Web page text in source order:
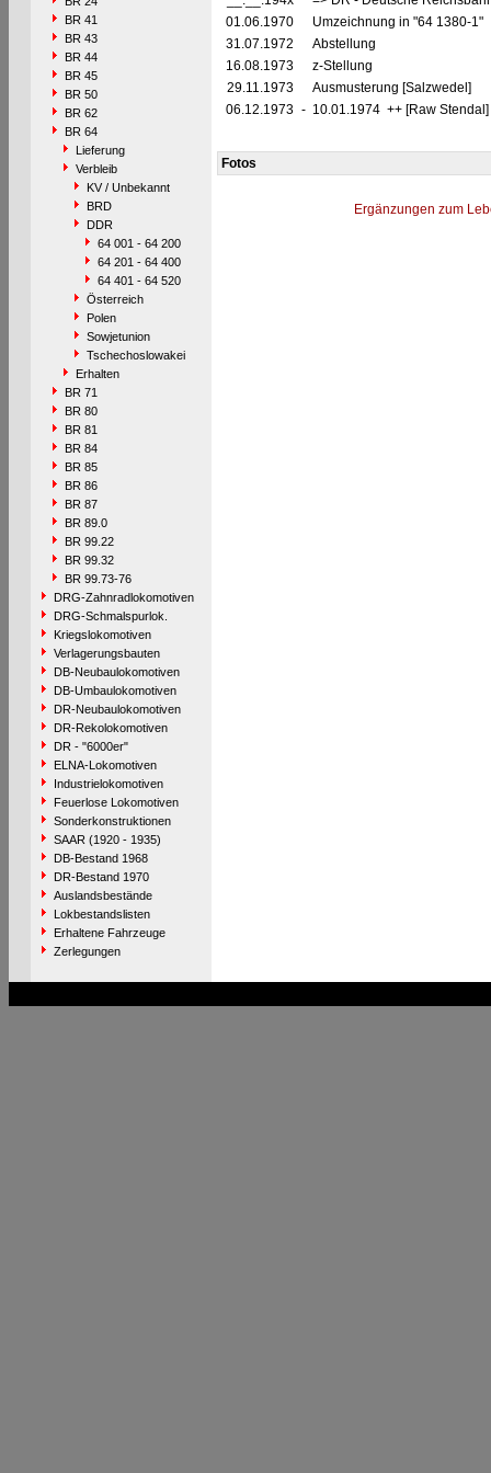
BR 41
BR 43
BR 44
BR 45
BR 50
BR 62
BR 64
Lieferung
Verbleib
KV / Unbekannt
BRD
DDR
64 001 - 64 200
64 201 - 64 400
64 401 - 64 520
Österreich
Polen
Sowjetunion
Tschechoslowakei
Erhalten
BR 71
BR 80
BR 81
BR 84
BR 85
BR 86
BR 87
BR 89.0
BR 99.22
BR 99.32
BR 99.73-76
DRG-Zahnradlokomotiven
DRG-Schmalspurlok.
Kriegslokomotiven
Verlagerungsbauten
DB-Neubaulokomotiven
DB-Umbaulokomotiven
DR-Neubaulokomotiven
DR-Rekolokomotiven
DR - "6000er"
ELNA-Lokomotiven
Industrielokomotiven
Feuerlose Lokomotiven
Sonderkonstruktionen
SAAR (1920 - 1935)
DB-Bestand 1968
DR-Bestand 1970
Auslandsbestände
Lokbestandslisten
Erhaltene Fahrzeuge
Zerlegungen
01.06.1970
Umzeichnung in "64 1380-1"
31.07.1972
Abstellung
16.08.1973
z-Stellung
29.11.1973
Ausmusterung [Salzwedel]
06.12.1973 - 10.01.1974 ++ [Raw Stendal]
Fotos
Ergänzungen zum